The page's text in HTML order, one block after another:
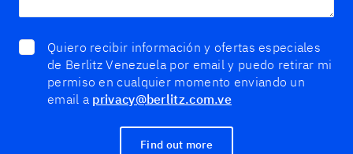
Quiero recibir información y ofertas especiales
de Berlitz Venezuela por email y puedo retirar mi
permiso en cualquier momento enviando un
email a privacy@berlitz.com.ve
Find out more